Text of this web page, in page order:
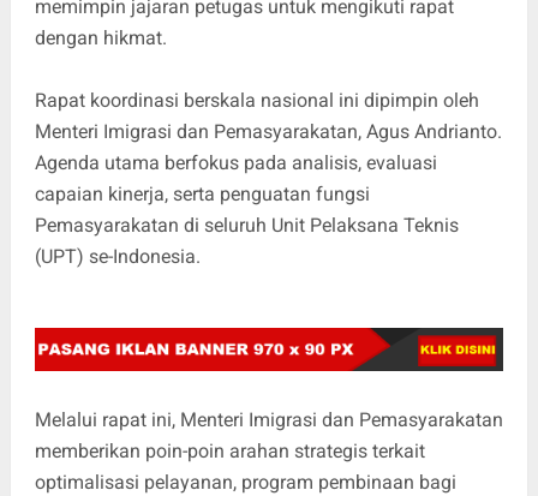
memimpin jajaran petugas untuk mengikuti rapat
dengan hikmat.
Rapat koordinasi berskala nasional ini dipimpin oleh
Menteri Imigrasi dan Pemasyarakatan, Agus Andrianto.
Agenda utama berfokus pada analisis, evaluasi
capaian kinerja, serta penguatan fungsi
Pemasyarakatan di seluruh Unit Pelaksana Teknis
(UPT) se-Indonesia.
Melalui rapat ini, Menteri Imigrasi dan Pemasyarakatan
memberikan poin-poin arahan strategis terkait
optimalisasi pelayanan, program pembinaan bagi